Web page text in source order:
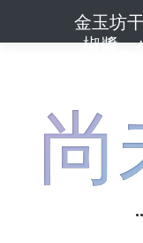
金玉坊
椒醬、